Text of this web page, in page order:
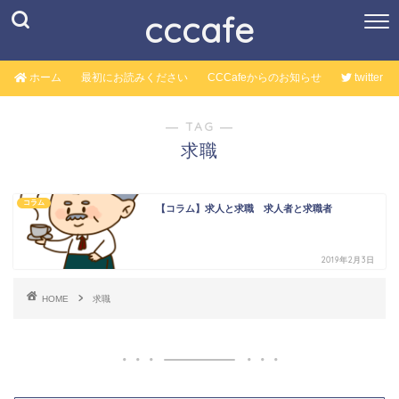
cccafe
ホーム 最初にお読みください CCCafeからのお知らせ twitter
― TAG ―
求職
コラム
【コラム】求人と求職 求人者と求職者
2019年2月3日
HOME 求職